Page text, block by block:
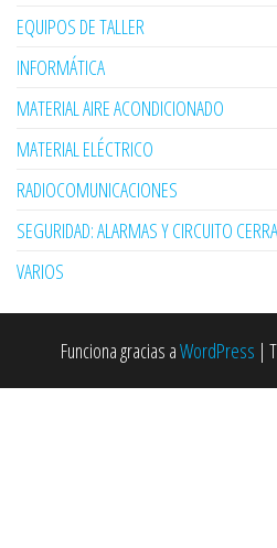
EQUIPOS DE TALLER
INFORMÁTICA
MATERIAL AIRE ACONDICIONADO
MATERIAL ELÉCTRICO
RADIOCOMUNICACIONES
SEGURIDAD: ALARMAS Y CIRCUITO
VARIOS
Funciona gracias aWordPress |